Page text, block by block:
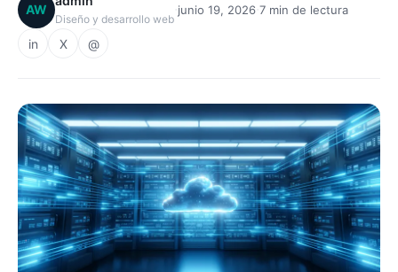
AW
Diseño y desarrollo web
junio 19, 2026 7 min de lectura
in X @